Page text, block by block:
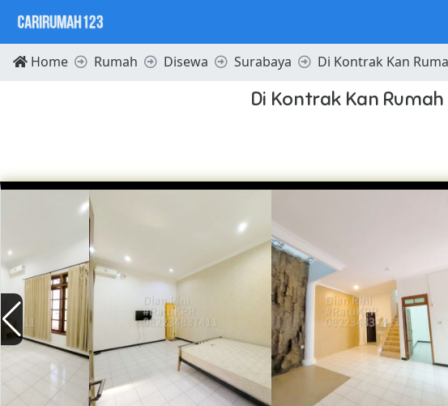
Home Rumah Disewa Surabaya Di Kontrak Kan
Di Kontrak Kan Rumah